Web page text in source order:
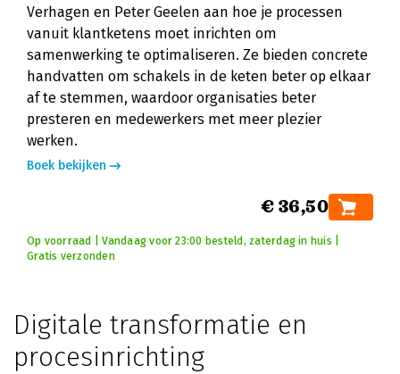
Verhagen en Peter Geelen aan hoe je processen
vanuit klantketens moet inrichten om
samenwerking te optimaliseren. Ze bieden concrete
handvatten om schakels in de keten beter op elkaar
af te stemmen, waardoor organisaties beter
presteren en medewerkers met meer plezier
werken.
Boek bekijken
€ 36,50
Op voorraad | Vandaag voor 23:00 besteld, zaterdag in huis |
Gratis verzonden
Digitale transformatie en
procesinrichting